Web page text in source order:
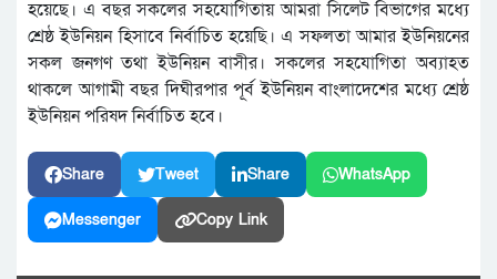
হয়েছে। এ বছর সকলের সহযোগিতায় আমরা সিলেট বিভাগের মধ্যে
শ্রেষ্ঠ ইউনিয়ন হিসাবে নির্বাচিত হয়েছি। এ সফলতা আমার ইউনিয়নের
সকল জনগণ তথা ইউনিয়ন বাসীর। সকলের সহযোগিতা অব্যাহত
থাকলে আগামী বছর দিঘীরপার পূর্ব ইউনিয়ন বাংলাদেশের মধ্যে শ্রেষ্ঠ
ইউনিয়ন পরিষদ নির্বাচিত হবে।
Share Tweet Share WhatsApp
Messenger Copy Link